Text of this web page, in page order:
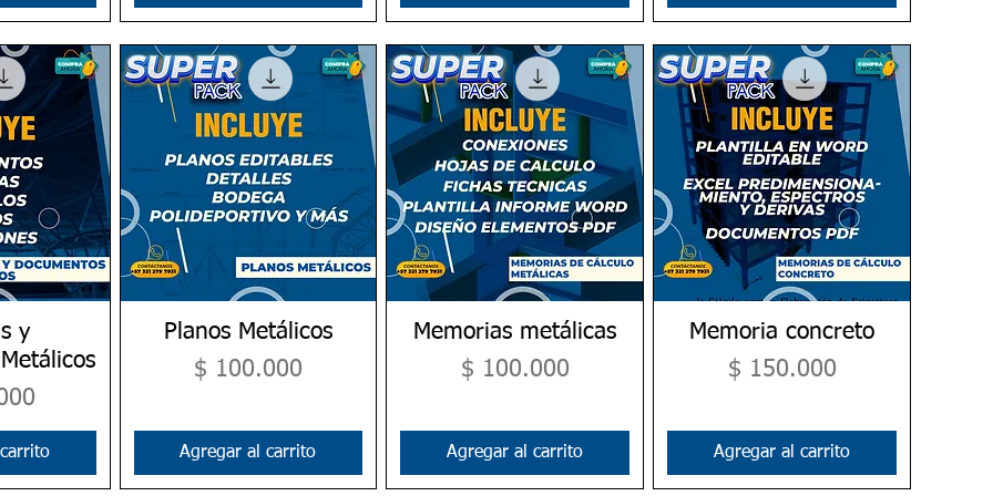
y
Vista rápida
Planos Metálicos
Precio
$ 100.000
Agregar al carrito
Vista rápida
Memorias metálicas
Precio
$ 100.000
Agregar al carrito
Vista rápida
Memoria concreto
Precio
$ 150.000
Agregar al carrito